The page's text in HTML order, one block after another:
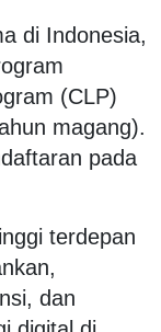
di Indonesia,
(CLP)
magang).
pada
terdepan
dan